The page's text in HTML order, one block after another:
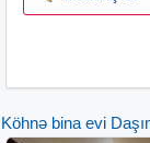
Köhnə bina evi